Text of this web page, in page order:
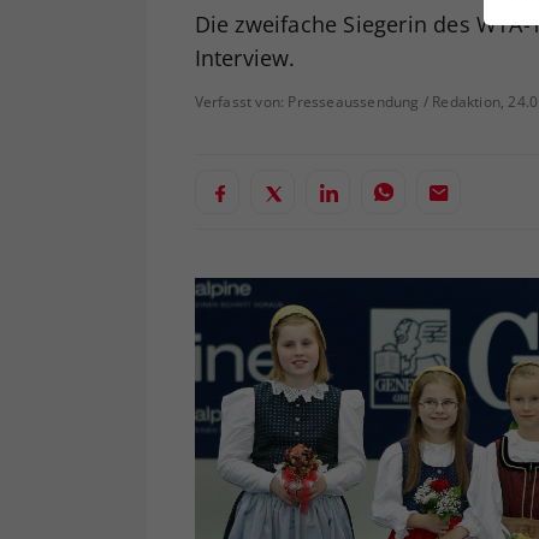
Die zweifache Siegerin des
Interview.
Verfasst von: Presseaussendung / Redaktion,